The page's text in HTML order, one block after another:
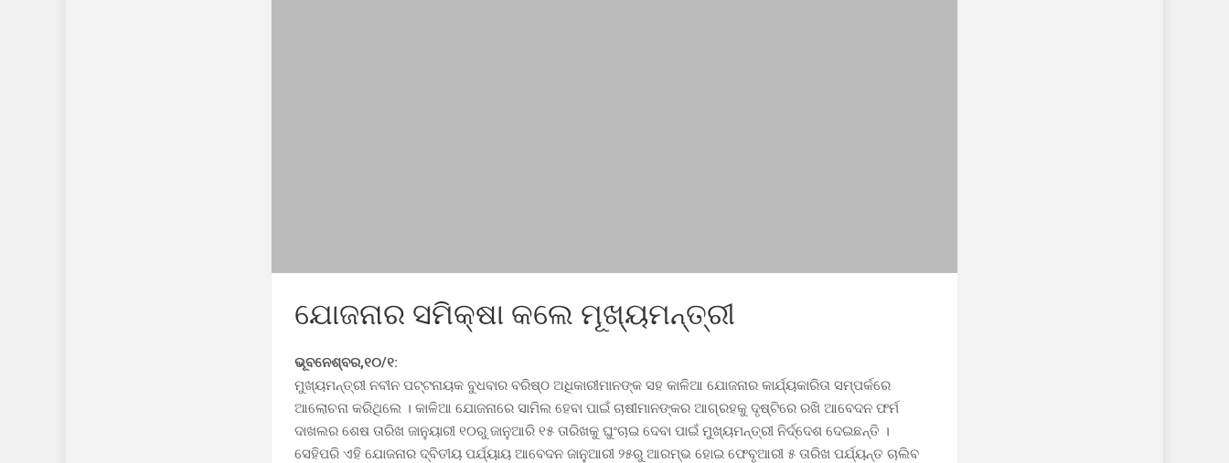
ଯୋଜନାର ସମିକ୍ଷା କଲେ ମୂଖ୍ୟମନ୍ତ୍ରୀ
ଭୂବନେଶ୍ବର,୧୦/୧:
ମୁଖ୍ୟମନ୍ତ୍ରୀ ନବୀନ ପଟ୍ଟନାୟକ ବୁଧବାର ବରିଷ୍ଠ ଅଧିକାରୀମାନଙ୍କ ସହ କାଳିଆ ଯୋଜନାର କାର୍ଯ୍ୟକାରିତା ସମ୍ପର୍କରେ
ଆଲୋଚନା କରିଥିଲେ । କାଳିଆ ଯୋଜନାରେ ସାମିଲ ହେବା ପାଇଁ ଚାଷୀମାନଙ୍କର ଆଗ୍ରହକୁ ଦୃଷ୍ଟିରେ ରଖି ଆବେଦନ ଫର୍ମ
ଦାଖଲର ଶେଷ ତାରିଖ ଜାନୁୟାରୀ ୧୦ରୁ ଜାନୁଆରି ୧୫ ତାରିଖକୁ ଘୁଂଚାଇ ଦେବା ପାଇଁ ମୁଖ୍ୟମନ୍ତ୍ରୀ ନିର୍ଦ୍ଦେଶ ଦେଇଛନ୍ତି ।
ସେହିପରି ଏହି ଯୋଜନାର ଦ୍ବିତୀୟ ପର୍ଯ୍ୟାୟ ଆବେଦନ ଜାନୁଆରୀ ୨୫ରୁ ଆରମ୍ଭ ହୋଇ ଫେବୃଆରୀ ୫ ତାରିଖ ପର୍ଯ୍ୟନ୍ତ ଚାଲିବ